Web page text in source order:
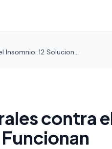
Insomnio: 12 Solucion...
contra